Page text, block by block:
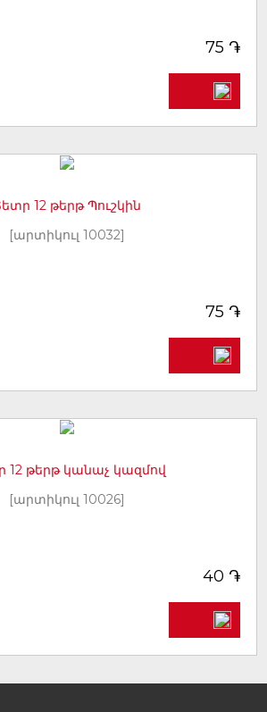
75 ֏
12 թերթ Պուշկին
[արտիկուլ 10032]
75 ֏
12 թերթ կանաչ կազմով
[արտիկուլ 10026]
40 ֏